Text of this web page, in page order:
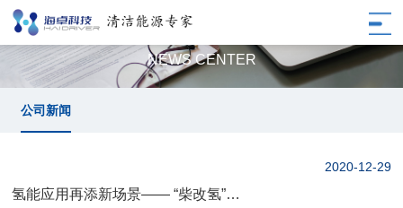
公司新闻
NEWS CENTER
公司新闻
29
2020-12
氢能应用再添新场景—— “柴改氢”加